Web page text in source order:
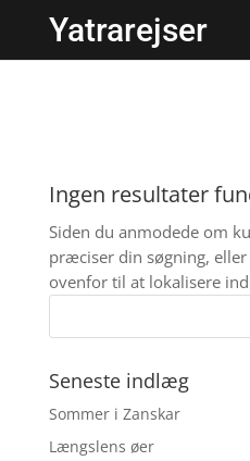
Yatrarejser
Ingen resultater
Siden du anmodede om
præciser din søgning,
ovenfor til at lokalisere
Seneste indlæg
Sommer i Zanskar
Længslens øer